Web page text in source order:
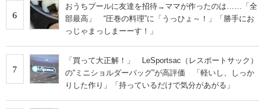
6
おうちプールに友達を招待→ママが作ったのは……「全
部最高」 “圧巻の料理”に「うっひょ～！」「勝手にお
っじゃまっしまーーす！」
7
「買って大正解！」 LeSportsac（レスポートサック）
の“ミニショルダーバッグ”が高評価 「軽いし、しっか
りした作り」「持っているだけで気分があがる」